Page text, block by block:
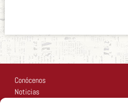
Conócenos
Noticias